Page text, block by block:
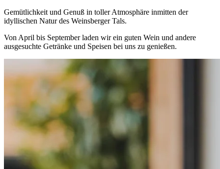
Gemütlichkeit und Genuß in toller Atmosphäre inmitten der
idyllischen Natur des Weinsberger Tals.
Von April bis September laden wir ein guten Wein und andere
ausgesuchte Getränke und Speisen bei uns zu genießen.